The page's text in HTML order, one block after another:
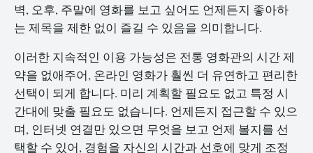
벽, 오후, 주말에 영화를 보고 싶어도 언제든지 좋아하
는 제목을 제한 없이 즐길 수 있음을 의미합니다.
이러한 지속적인 이용 가능성은 전통 영화관의 시간 제
약을 없애주어, 온라인 영화가 훨씬 더 유연하고 편리한
선택이 되게 합니다. 미리 계획할 필요도 없고 특정 시
간대에 맞출 필요도 없습니다. 언제든지 접근할 수 있으
며, 인터넷 연결만 있으면 무엇을 보고 언제 볼지를 선
택할 수 있어, 경험을 자신의 시간과 선호에 맞게 조정